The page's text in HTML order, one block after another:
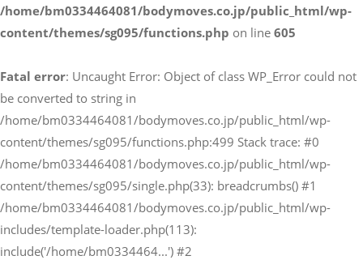
03-3446-4081
メールでのお問い合わせ
CONTACT
/home/bm0334464081/bodymoves.co.jp/public_html/wp-
content/themes/sg095/functions.php on line 605
Fatal error: Uncaught Error: Object of class WP_Error could not
be converted to string in
/home/bm0334464081/bodymoves.co.jp/public_html/wp-
content/themes/sg095/functions.php:499 Stack trace: #0
/home/bm0334464081/bodymoves.co.jp/public_html/wp-
content/themes/sg095/single.php(33): breadcrumbs() #1
/home/bm0334464081/bodymoves.co.jp/public_html/wp-
includes/template-loader.php(113):
include('/home/bm0334464...') #2